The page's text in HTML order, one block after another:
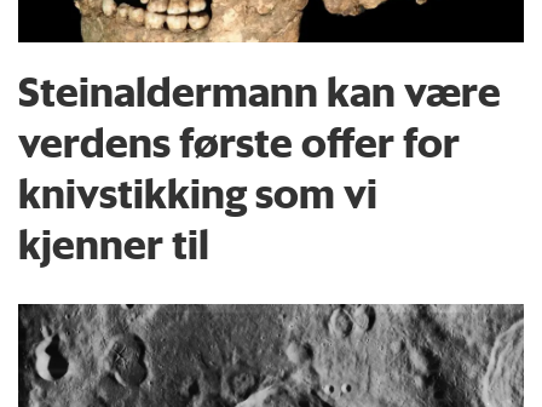
Steinaldermann kan være
verdens første offer for
knivstikking som vi
kjenner til